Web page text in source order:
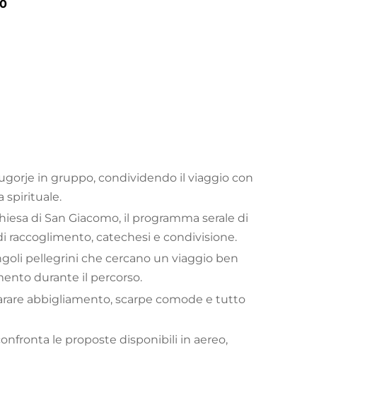
in gruppo, condividendo il viaggio con
spirituale.
di San Giacomo, il programma serale di
raccoglimento, catechesi e condivisione.
pellegrini che cercano un viaggio ben
durante il percorso.
abbigliamento, scarpe comode e tutto
le proposte disponibili in aereo,